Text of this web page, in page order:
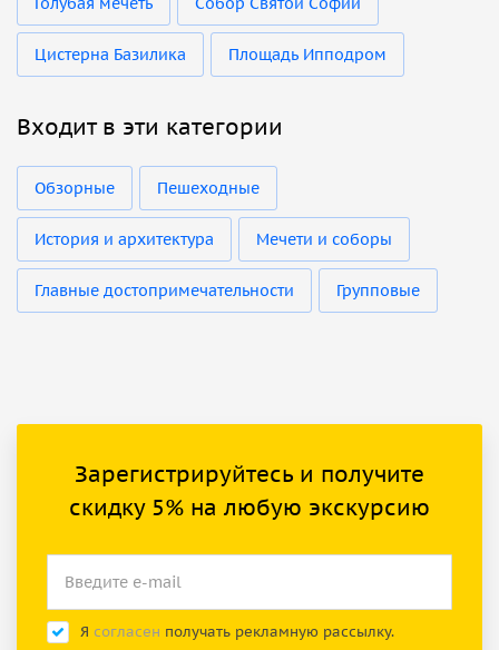
Цистерна Базилика Площадь Ипподром
Входит в эти категории
Обзорные Пешеходные
История и архитектура Мечети и соборы
Главные достопримечательности Групповые
Зарегистрируйтесь и получите
скидку 5% на любую экскурсию
Я согласен получать рекламную рассылку.